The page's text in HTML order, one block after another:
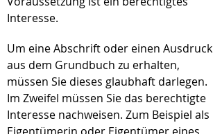
Interesse.
Um eine Abschrift oder einen Ausdruck
aus dem Grundbuch zu erhalten,
müssen Sie dieses glaubhaft darlegen.
Im Zweifel müssen Sie das berechtigte
Interesse nachweisen. Zum Beispiel als
Eigentümerin oder Eigentümer eines